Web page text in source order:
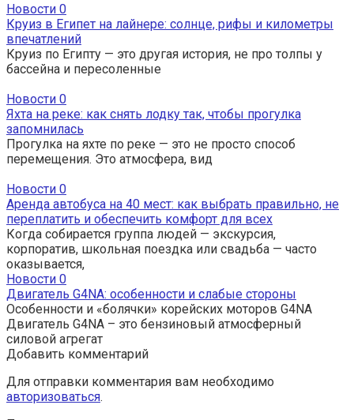
Новости 0
Круиз в Египет на лайнере: солнце, рифы и километры
впечатлений
Круиз по Египту — это другая история, не про толпы у
бассейна и пересоленные
Новости 0
Яхта на реке: как снять лодку так, чтобы прогулка
запомнилась
Прогулка на яхте по реке — это не просто способ
перемещения. Это атмосфера, вид
Новости 0
Аренда автобуса на 40 мест: как выбрать правильно, не
переплатить и обеспечить комфорт для всех
Когда собирается группа людей — экскурсия,
корпоратив, школьная поездка или свадьба — часто
оказывается,
Новости 0
Двигатель G4NA: особенности и слабые стороны
Особенности и «болячки» корейских моторов G4NA
Двигатель G4NA – это бензиновый атмосферный
силовой агрегат
Добавить комментарий
Для отправки комментария вам необходимо
авторизоваться.